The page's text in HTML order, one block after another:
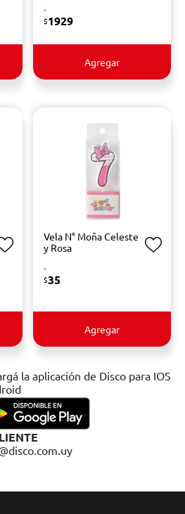
-
$1929
Agregar
Vela N° Moña Celeste
y Rosa
-
$35
Agregar
la aplicación de Disco para IOS